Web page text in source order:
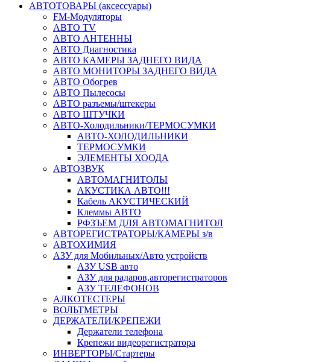
АВТОТОВАРЫ (аксессуары)
FM-Модуляторы
АВТО TV
АВТО АНТЕННЫ
АВТО Диагностика
АВТО КАМЕРЫ ЗАДНЕГО ВИДА
АВТО МОНИТОРЫ ЗАДНЕГО ВИДА
АВТО Обогрев
АВТО Пылесосы
АВТО разъемы/штекеры
АВТО ШТУЧКИ
АВТО-Холодильники/ТЕРМОСУМКИ
АВТО-ХОЛОДИЛЬНИКИ
ТЕРМОСУМКИ
ЭЛЕМЕНТЫ ХООДА
АВТОЗВУК
АВТОМАГНИТОЛЫ
АКУСТИКА АВТО!!!
Кабель АКУСТИЧЕСКИЙ
Клеммы АВТО
РФЗЪЕМ ДЛЯ АВТОМАГНИТОЛ
АВТОРЕГИСТРАТОРЫ/КАМЕРЫ з/в
АВТОХИМИЯ
АЗУ для Мобильных/Авто устройств
АЗУ USB авто
АЗУ для радаров,авторегистраторов
АЗУ ТЕЛЕФОНОВ
АЛКОТЕСТЕРЫ
ВОЛЬТМЕТРЫ
ДЕРЖАТЕЛИ/КРЕПЕЖИ
Держатели телефона
Крепежи видеорегистратора
ИНВЕРТОРЫ/Стартеры